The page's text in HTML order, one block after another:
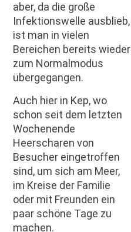
aber, da die große
Infektionswelle ausblieb,
ist man in vielen
Bereichen bereits wieder
zum Normalmodus
übergegangen.
Auch hier in Kep, wo
schon seit dem letzten
Wochenende
Heerscharen von
Besucher eingetroffen
sind, um sich am Meer,
im Kreise der Familie
oder mit Freunden ein
paar schöne Tage zu
machen.